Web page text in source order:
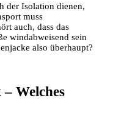
der Isolation dienen,
muss
auch, dass das
windabweisend sein
also überhaupt?
Welches